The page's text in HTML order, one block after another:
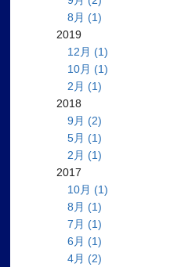
8月 (1)
2019
12月 (1)
10月 (1)
2月 (1)
2018
9月 (2)
5月 (1)
2月 (1)
2017
10月 (1)
8月 (1)
7月 (1)
6月 (1)
4月 (2)